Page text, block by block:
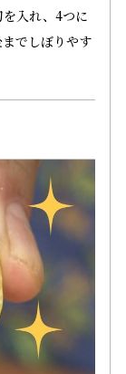
入れ、4つに
でしぼりやす